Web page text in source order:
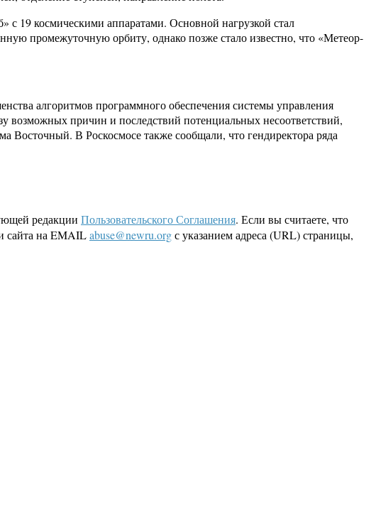
с 19 космическими аппаратами. Основной нагрузкой стал
промежуточную орбиту, однако позже стало известно, что «Метеор-
алгоритмов программного обеспечения системы управления
возможных причин и последствий потенциальных несоответствий,
Восточный. В Роскосмосе также сообщали, что гендиректора ряда
редакции Пользовательского Соглашения. Если вы считаете, что
сайта на EMAILabuse@newru.orgс указанием адреса (URL) страницы,